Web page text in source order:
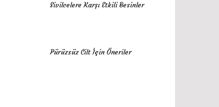
Sivilcelere Karşı Etkili Besinler
Pürüzsüz Cilt İçin Öneriler